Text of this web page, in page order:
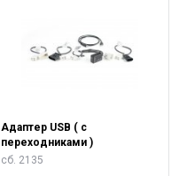
Адаптер USB ( с
переходниками )
сб. 2135